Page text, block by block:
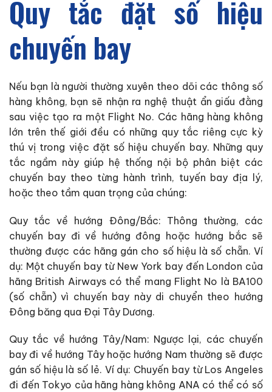
Quy tắc đặt số hiệu
chuyến bay
Nếu bạn là người thường xuyên theo dõi các thông số
hàng không, bạn sẽ nhận ra nghệ thuật ẩn giấu đằng
sau việc tạo ra một Flight No. Các hãng hàng không
lớn trên thế giới đều có những quy tắc riêng cực kỳ
thú vị trong việc đặt số hiệu chuyến bay. Những quy
tắc ngầm này giúp hệ thống nội bộ phân biệt các
chuyến bay theo từng hành trình, tuyến bay địa lý,
hoặc theo tầm quan trọng của chúng:
Quy tắc về hướng Đông/Bắc: Thông thường, các
chuyến bay đi về hướng đông hoặc hướng bắc sẽ
thường được các hãng gán cho số hiệu là số chẵn. Ví
dụ: Một chuyến bay từ New York bay đến London của
hãng British Airways có thể mang Flight No là BA100
(số chẵn) vì chuyến bay này di chuyển theo hướng
Đông băng qua Đại Tây Dương.
Quy tắc về hướng Tây/Nam: Ngược lại, các chuyến
bay đi về hướng Tây hoặc hướng Nam thường sẽ được
gán số hiệu là số lẻ. Ví dụ: Chuyến bay từ Los Angeles
đi đến Tokyo của hãng hàng không ANA có thể có số